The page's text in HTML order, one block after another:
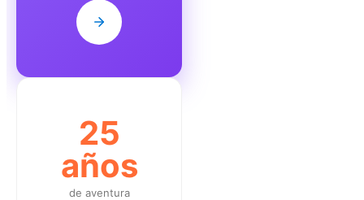
25
años
de aventura